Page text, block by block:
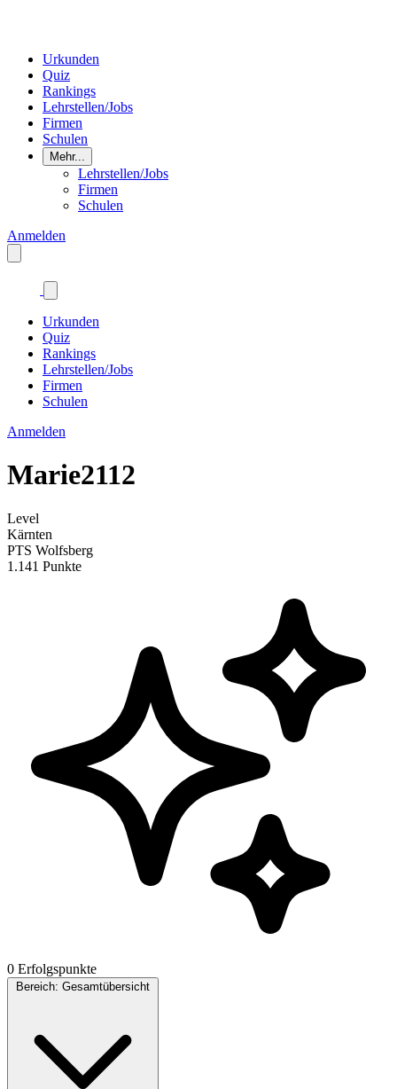
Urkunden
Quiz
Rankings
Lehrstellen/Jobs
Firmen
Schulen
Mehr...
Lehrstellen/Jobs
Firmen
Schulen
Anmelden
Urkunden
Quiz
Rankings
Lehrstellen/Jobs
Firmen
Schulen
Anmelden
Marie2112
Level
Kärnten
PTS Wolfsberg
1.141 Punkte
0 Erfolgspunkte
Bereich: Gesamtübersicht